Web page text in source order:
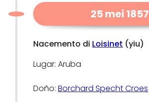
25 mei 1857
Nacemento di Loisinet (yiu)
Lugar: Aruba
Doño:Borchard Specht Croes